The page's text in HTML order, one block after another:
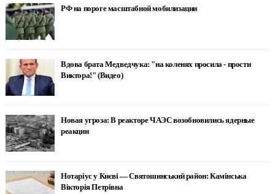
РФ на пороге масштабной мобилизации
Вдова брата Медведчука: "на коленях просила - прости
Виктора!" (Видео)
Новая угроза: В реакторе ЧАЭС возобновились ядерные
реакции
Нотаріус у Києві — Святошинський район: Камінська
Вікторія Петрівна